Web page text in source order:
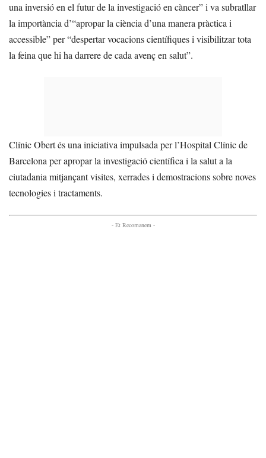
una inversió en el futur de la investigació en càncer” i va subratllar
la importància d’“apropar la ciència d’una manera pràctica i
accessible” per “despertar vocacions científiques i visibilitzar tota
la feina que hi ha darrere de cada avenç en salut”.
Clínic Obert és una iniciativa impulsada per l’Hospital Clínic de
Barcelona per apropar la investigació científica i la salut a la
ciutadania mitjançant visites, xerrades i demostracions sobre noves
tecnologies i tractaments.
- Et Recomanem -